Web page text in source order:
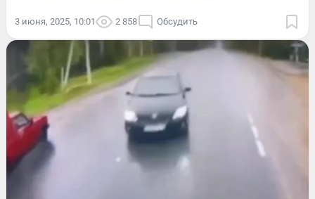
3 июня, 2025, 10:01 2 858 Обсудить